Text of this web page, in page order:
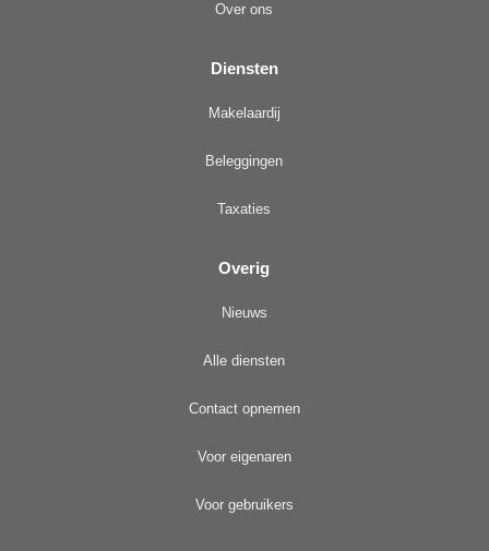
Over ons
Diensten
Makelaardij
Beleggingen
Taxaties
Overig
Nieuws
Alle diensten
Contact opnemen
Voor eigenaren
Voor gebruikers